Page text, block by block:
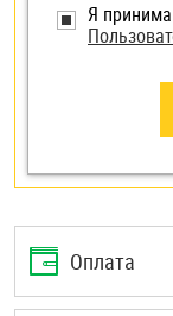
Я
Оплата